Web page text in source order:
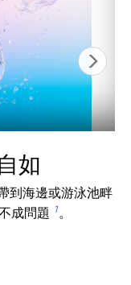
如
到海邊或游泳池畔
成問題 1。